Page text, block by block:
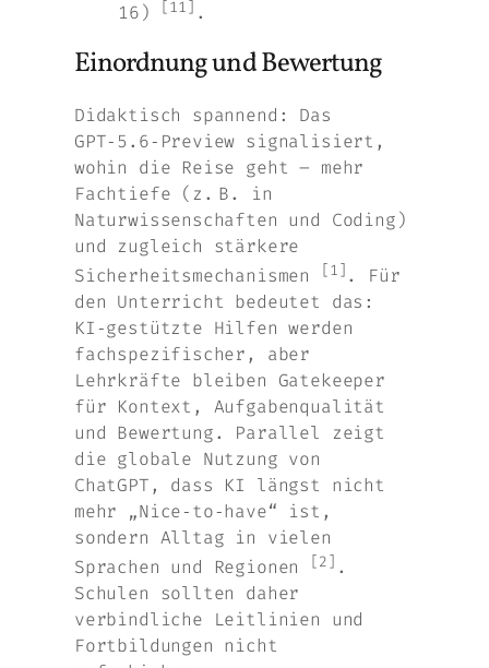
16) [11] .
Einordnung und Bewertung
Didaktisch spannend: Das
GPT‑5.6‑Preview signalisiert,
wohin die Reise geht – mehr
Fachtiefe (z. B. in
Naturwissenschaften und Coding)
und zugleich stärkere
Sicherheitsmechanismen
[1] . Für
den Unterricht bedeutet das:
KI‑gestützte Hilfen werden
fachspezifischer, aber
Lehrkräfte bleiben Gatekeeper
für Kontext, Aufgabenqualität
und Bewertung. Parallel zeigt
die globale Nutzung von
ChatGPT, dass KI längst nicht
mehr „Nice‑to‑have“ ist,
sondern Alltag in vielen
Sprachen und Regionen
[2] .
Schulen sollten daher
verbindliche Leitlinien und
Fortbildungen nicht